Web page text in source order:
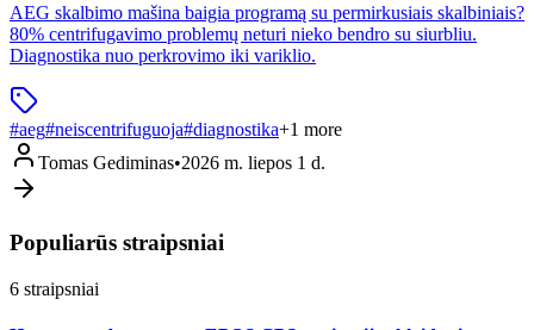
AEG skalbimo mašina baigia programą su permirkusiais skalbiniais?
80% centrifugavimo problemų neturi nieko bendro su siurbliu.
Diagnostika nuo perkrovimo iki variklio.
#aeg#neiscentrifuguoja#diagnostika+1 more
Tomas Gediminas•2026 m. liepos 1 d.
Populiarūs straipsniai
6 straipsniai